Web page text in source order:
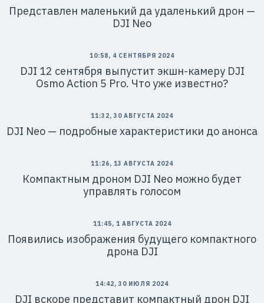
Представлен маленький да удаленький дрон —
DJI Neo
10:58, 4 СЕНТЯБРЯ 2024
DJI 12 сентября выпустит экшн-камеру DJI
Osmo Action 5 Pro. Что уже известно?
11:32, 30 АВГУСТА 2024
DJI Neo — подробные характеристики до анонса
11:26, 13 АВГУСТА 2024
Компактным дроном DJI Neo можно будет
управлять голосом
11:45, 1 АВГУСТА 2024
Появились изображения будущего компактного
дрона DJI
14:42, 30 ИЮЛЯ 2024
DJI вскоре представит компактный дрон DJI